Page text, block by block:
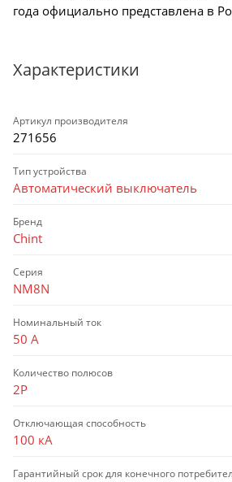
года официально представлена в
Характеристики
Артикул производителя
271656
Тип устройства
Автоматический выключатель
Бренд
Chint
Серия
NM8N
Номинальный ток
50 А
Количество полюсов
2P
Отключающая способность
100 кА
Гарантийный срок для конечного